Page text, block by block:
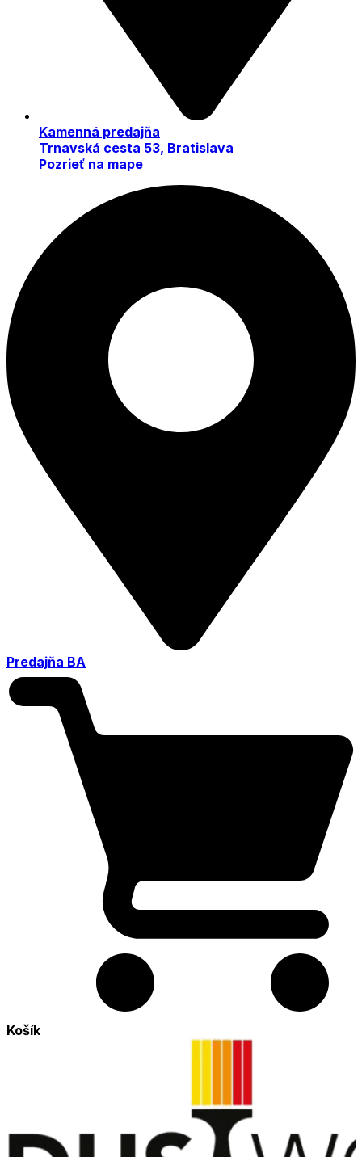
Kamenná predajňa
Trnavská cesta 53, Bratislava
Pozrieť na mape
Predajňa BA
Košík